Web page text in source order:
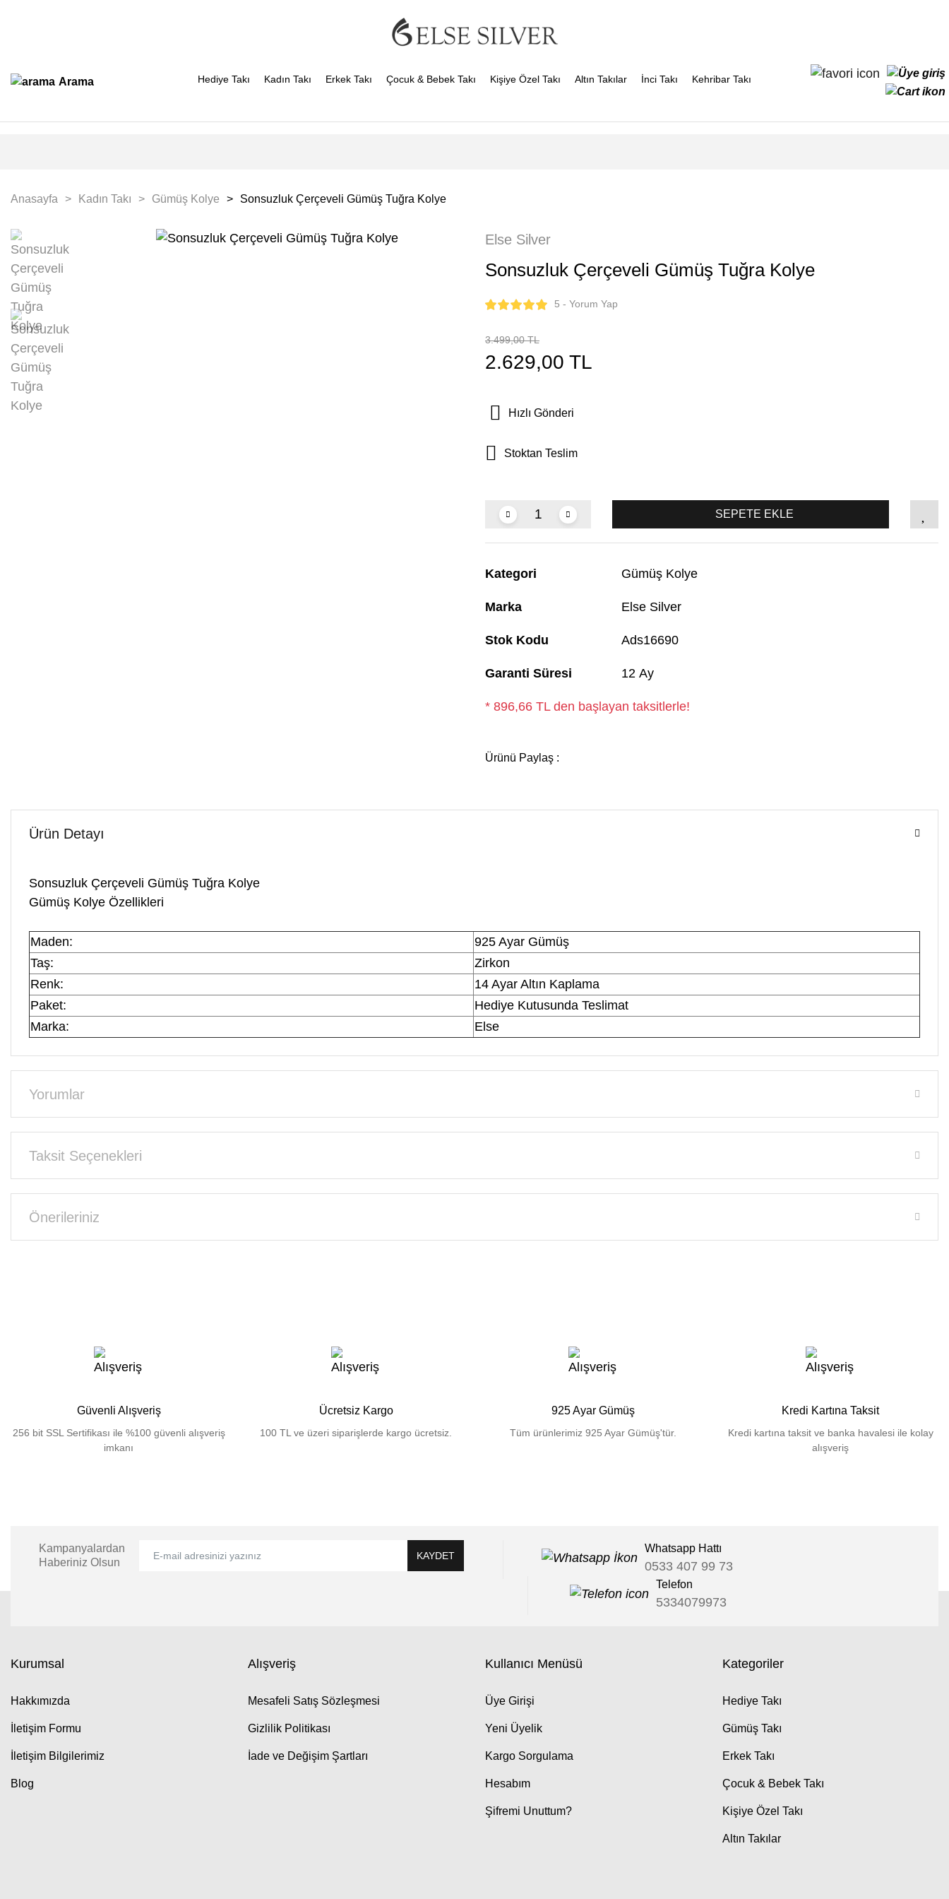
Arama Hediye Takı Kadın Takı Erkek Takı Çocuk & Bebek Takı Kişiye Özel Takı Altın Takılar İnci Takı Kehribar Takı
Anasayfa Kadın Takı Gümüş Kolye Sonsuzluk Çerçeveli Gümüş Tuğra Kolye
Else Silver
Sonsuzluk Çerçeveli Gümüş Tuğra Kolye
5 - Yorum Yap
3.499,00 TL
2.629,00 TL
Hızlı Gönderi
Stoktan Teslim
SEPETE EKLE
Kategori Gümüş Kolye
Marka Else Silver
Stok Kodu Ads16690
Garanti Süresi 12 Ay
* 896,66 TL den başlayan taksitlerle!
Ürünü Paylaş :
Ürün Detayı
Sonsuzluk Çerçeveli Gümüş Tuğra Kolye
Gümüş Kolye Özellikleri
Maden:
925 Ayar Gümüş
Taş:
Zirkon
Renk:
14 Ayar Altın Kaplama
Paket:
Hediye Kutusunda Teslimat
Marka:
Else
Yorumlar
Taksit Seçenekleri
Önerileriniz
Güvenli Alışveriş
256 bit SSL Sertifikası ile %100 güvenli alışveriş
imkanı
Ücretsiz Kargo
100 TL ve üzeri siparişlerde kargo ücretsiz.
925 Ayar Gümüş
Tüm ürünlerimiz 925 Ayar Gümüş'tür.
Kredi Kartına Taksit
Kredi kartına taksit ve banka havalesi ile kolay
alışveriş
Kampanyalardan
Haberiniz Olsun
KAYDET
Whatsapp Hattı
0533 407 99 73
Telefon
5334079973
Kurumsal
Hakkımızda
İletişim Formu
İletişim Bilgilerimiz
Blog
Alışveriş
Mesafeli Satış Sözleşmesi
Gizlilik Politikası
İade ve Değişim Şartları
Kullanıcı Menüsü
Üye Girişi
Yeni Üyelik
Kargo Sorgulama
Hesabım
Şifremi Unuttum?
Kategoriler
Hediye Takı
Gümüş Takı
Erkek Takı
Çocuk & Bebek Takı
Kişiye Özel Takı
Altın Takılar